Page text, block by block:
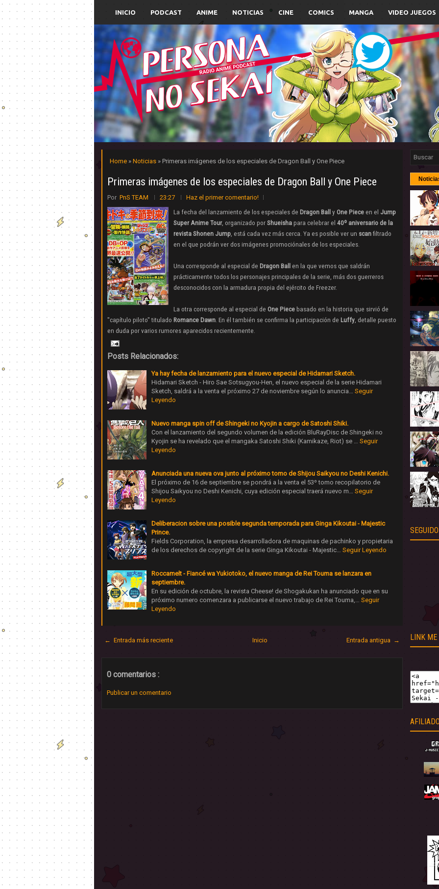
INICIO PODCAST ANIME NOTICIAS CINE COMICS MANGA VIDEO JUEGOS
Home » Noticias » Primeras imágenes de los especiales de Dragon Ball y One Piece
Primeras imágenes de los especiales de Dragon Ball y One Piece
Por PnS TEAM 23:27
Haz el primer comentario!
La fecha del lanzamiento de los especiales de Dragon Ball y One Piece en el Jump
Super Anime Tour, organizado por Shueisha para celebrar el 40º aniversario de la
revista Shonen Jump, está cada vez más cerca. Ya es posible ver un scan filtrado
en el que podrán ver dos imágenes promociónales de los especiales.
Una corresponde al especial de Dragon Ball en la que vemos que saldrán
prácticamente todos los personajes principales de la serie, más dos guerreros
desconocidos con la armadura propia del ejército de Freezer.
La otra corresponde al especial de One Piece basado en la historia que sirvió de
"capítulo piloto" titulado Romance Dawn. En él también se confirma la participación de Luffy, detalle puesto
en duda por varios rumores aparecidos recientemente.
Posts Relacionados:
Ya hay fecha de lanzamiento para el nuevo especial de Hidamari Sketch.
Hidamari Sketch - Hiro Sae Sotsugyou-Hen, el nuevo especial de la serie Hidamari
Sketch, saldrá a la venta el próximo 27 de noviembre según lo anuncia… Seguir
Leyendo
Nuevo manga spin off de Shingeki no Kyojin a cargo de Satoshi Shiki.
Con el lanzamiento del segundo volumen de la edición BluRayDisc de Shingeki no
Kyojin se ha revelado que el mangaka Satoshi Shiki (Kamikaze, Riot) se … Seguir
Leyendo
Anunciada una nueva ova junto al próximo tomo de Shijou Saikyou no Deshi Kenichi.
El próximo de 16 de septiembre se pondrá a la venta el 53º tomo recopilatorio de
Shijou Saikyou no Deshi Kenichi, cuya edición especial traerá nuevo m… Seguir
Leyendo
Deliberacion sobre una posible segunda temporada para Ginga Kikoutai - Majestic
Prince.
Fields Corporation, la empresa desarrolladora de maquinas de pachinko y propietaria
de los derechos de copyright de la serie Ginga Kikoutai - Majestic… Seguir Leyendo
Roccamelt - Fiancé wa Yukiotoko, el nuevo manga de Rei Touma se lanzara en
septiembre.
En su edición de octubre, la revista Cheese! de Shogakukan ha anunciado que en su
próximo numero comenzara a publicarse el nuevo trabajo de Rei Touma,… Seguir
Leyendo
← Entrada más reciente Entrada antigua →
Inicio
0 comentarios :
Publicar un comentario
LINK ME